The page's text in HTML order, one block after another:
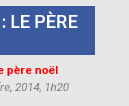
LE PÈRE
père noël
2014, 1h20